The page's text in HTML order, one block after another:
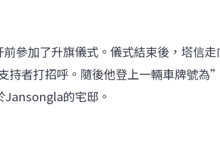
參加了升旗儀式。儀式結束後，塔信走
持者打招呼。隨後他登上一輛車牌號為
Jansongla的宅邸。